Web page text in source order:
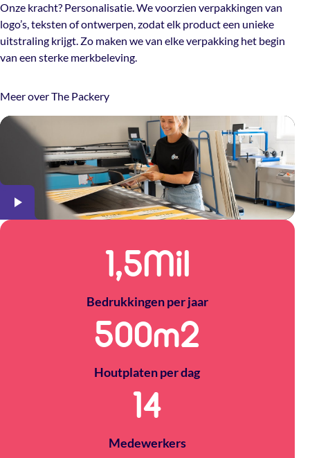
Onze kracht? Personalisatie. We voorzien verpakkingen van
logo’s, teksten of ontwerpen, zodat elk product een unieke
uitstraling krijgt. Zo maken we van elke verpakking het begin
van een sterke merkbeleving.
Meer over The Packery
1,5Mil
Bedrukkingen per jaar
500m2
Houtplaten per dag
14
Medewerkers